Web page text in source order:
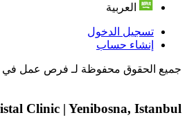
العربية
تسجيل الدخول
إنشاء حساب
جميع الحقوق محفوظة لـ فرص عمل في تركيا
Clinic | Yenibosna, Istanbul